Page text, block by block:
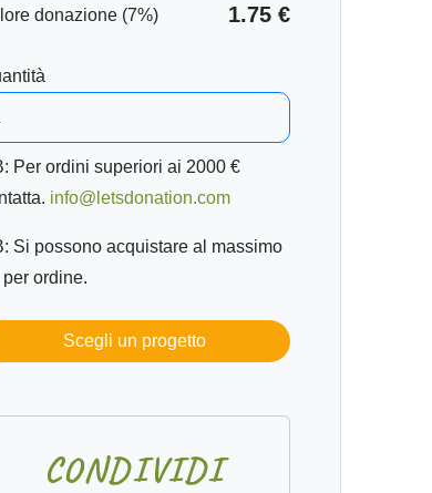
donazione (7%) 1.75 €
Per ordini superiori ai 2000 €
info@letsdonation.com
Si possono acquistare al massimo
per ordine.
Scegli un progetto
CONDIVIDI